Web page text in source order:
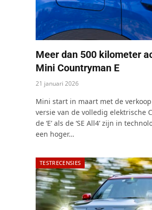
Meer dan 500 kilometer
Mini Countryman E
21 januari 2026
Mini start in maart met de
versie van de volledig elektrische
de ‘E’ als de ‘SE All4’ zijn in
een hoger…
TESTRECENSIES